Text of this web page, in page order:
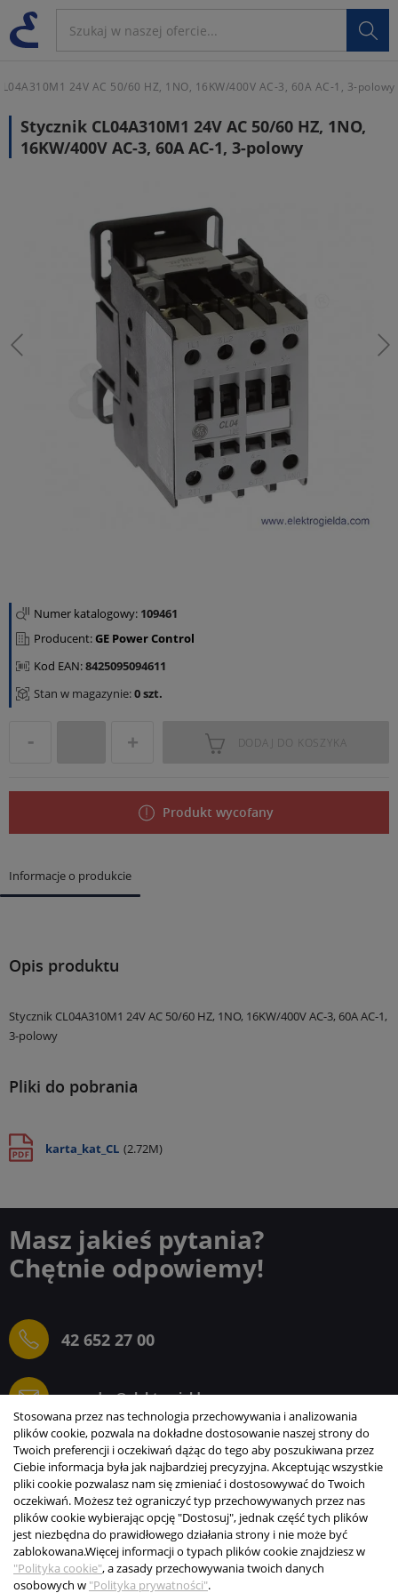

24V AC 50/60 HZ, 1NO, 16KW/400V AC-3, 60A AC-1, 3-polowy
Stycznik CL04A310M1 24V AC 50/60 HZ, 1NO,
16KW/400V AC-3, 60A AC-1, 3-polowy
Numer katalogowy: 109461
Producent:GE Power Control
Kod EAN:8425095094611
Stan w magazynie:0 szt.
DODAJ DO KOSZYKA
Produkt wycofany
Informacje o produkcie
Opis produktu
Stycznik CL04A310M1 24V AC 50/60 HZ, 1NO, 16KW/400V AC-3, 60A AC-1,
3-polowy
Pliki do pobrania
karta_kat_CL (2.72M)
Masz jakieś pytania?
Chętnie odpowiemy!
42 652 27 00
sprzedaz@elektrogielda.com
ELEKTROGIEŁDA SZ.ŻACZKIEWICZ; M.KARLIŃSKI
SP.J.
INFORMACJE
STREFA KLIENTA
Stosowana przez nas technologia przechowywania i analizowania
plików cookie, pozwala na dokładne dostosowanie naszej strony do
Twoich preferencji i oczekiwań dążąc do tego aby poszukiwana przez
Ciebie informacja była jak najbardziej precyzyjna. Akceptując wszystkie
pliki cookie pozwalasz nam się zmieniać i dostosowywać do Twoich
oczekiwań. Możesz też ograniczyć typ przechowywanych przez nas
plików cookie wybierając opcję "Dostosuj", jednak część tych plików
jest niezbędna do prawidłowego działania strony i nie może być
zablokowana.Więcej informacji o typach plików cookie znajdziesz w
"Polityka cookie", a zasady przechowywania twoich danych
osobowych w "Polityka prywatności".